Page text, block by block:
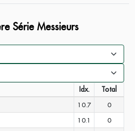
Série Messieurs
Idx. Total
10.7
0
10.1
0